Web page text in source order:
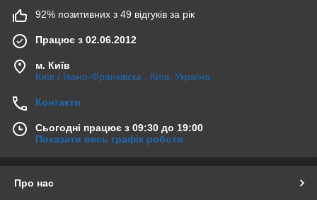
92% позитивних з 49 відгуків за рік
Працює з 02.06.2012
м. Київ
Київ / Івано-Франківськ , Київ, Україна
Контакти
Сьогодні працює з 09:30 до 19:00
Показати весь графік роботи
Про нас